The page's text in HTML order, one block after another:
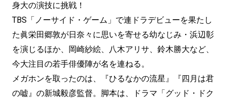
身大の演技に挑戦！
TBS「ノーサイド・ゲーム」で連ドラデビューを果たし
た眞栄田郷敦が日奈々に思いを寄せる幼なじみ・浜辺彰
を演じるほか、岡崎紗絵、八木アリサ、鈴木勝大など、
今大注目の若手俳優陣が名を連ねる。
メガホンを取ったのは、『ひるなかの流星』『四月は君
の嘘』の新城毅彦監督。脚本は、ドラマ「グッド・ドク